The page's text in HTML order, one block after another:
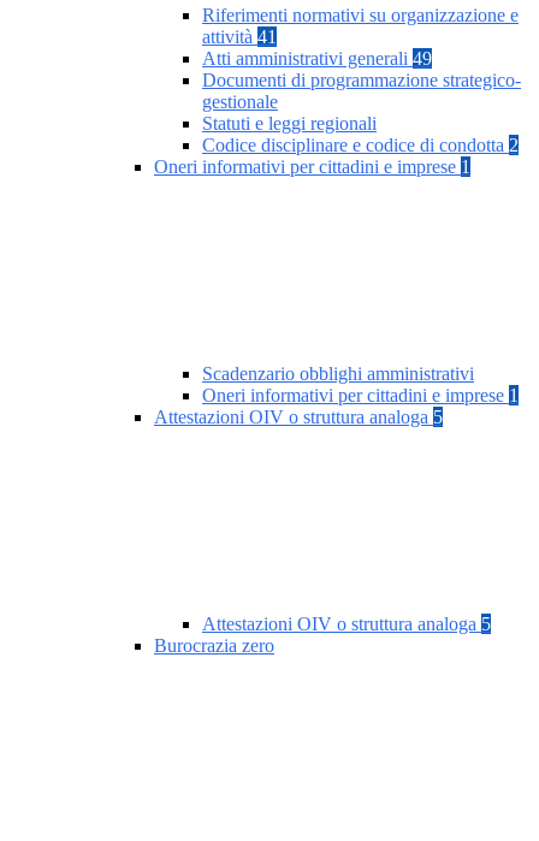
Riferimenti normativi su organizzazione e
attività 41
Atti amministrativi generali 49
Documenti di programmazione strategico-
gestionale
Statuti e leggi regionali
Codice disciplinare e codice di condotta 2
Oneri informativi per cittadini e imprese 1
Scadenzario obblighi amministrativi
Oneri informativi per cittadini e imprese 1
Attestazioni OIV o struttura analoga 5
Attestazioni OIV o struttura analoga 5
Burocrazia zero